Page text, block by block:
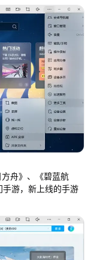
舟》、《碧蓝航
游，新上线的手游